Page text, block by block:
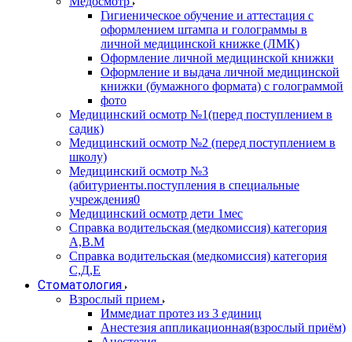
Гигиеническое обучение и аттестация с
оформлением штампа и голограммы в
личной медицинской книжке (ЛМК)
Оформление личной медицинской книжки
Оформление и выдача личной медицинской
книжки (бумажного формата) с голограммой
фото
Медицинский осмотр №1(перед поступлением в
садик)
Медицинский осмотр №2 (перед поступлением в
школу)
Медицинский осмотр №3
(абитуриенты.поступления в специальные
учреждения0
Медицинский осмотр дети 1мес
Справка водительская (медкомиссия) категория
А,В.М
Справка водительская (медкомиссия) категория
С,Д,Е
Стоматология
Взрослый прием
Иммедиат протез из 3 единиц
Анестезия аппликационная(взрослый приём)